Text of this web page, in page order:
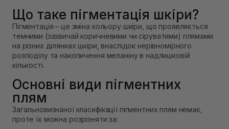
Що таке пігментація шкіри?
Пігментація – це зміна кольору шкіри, що проявляється
темними (зазвичай коричневими чи сіруватими) плямами
на різних ділянках шкіри, внаслідок нерівномірного
розподілу та накопичення меланіну в надлишковій
кількості.
Основні види пігментних
плям
Загальновизнаної класифікації пігментних плям немає,
проте їх можна розрізняти за: